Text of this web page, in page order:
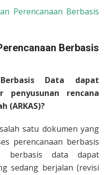
Perencanaan Berbasis
Berbasis
Data dapat
penyusunan rencana
(ARKAS)?
salah satu dokumen yang
perencanaan berbasis
berbasis data dapat
sedang berjalan (revisi